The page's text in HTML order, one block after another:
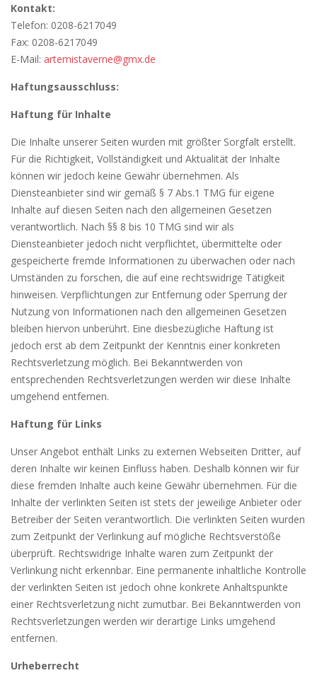
Kontakt:
Telefon: 0208-6217049
Fax: 0208-6217049
E-Mail: artemistaverne@gmx.de
Haftungsausschluss:
Haftung für Inhalte
Die Inhalte unserer Seiten wurden mit größter Sorgfalt erstellt.
Für die Richtigkeit, Vollständigkeit und Aktualität der Inhalte
können wir jedoch keine Gewähr übernehmen. Als
Diensteanbieter sind wir gemäß § 7 Abs.1 TMG für eigene
Inhalte auf diesen Seiten nach den allgemeinen Gesetzen
verantwortlich. Nach §§ 8 bis 10 TMG sind wir als
Diensteanbieter jedoch nicht verpflichtet, übermittelte oder
gespeicherte fremde Informationen zu überwachen oder nach
Umständen zu forschen, die auf eine rechtswidrige Tätigkeit
hinweisen. Verpflichtungen zur Entfernung oder Sperrung der
Nutzung von Informationen nach den allgemeinen Gesetzen
bleiben hiervon unberührt. Eine diesbezügliche Haftung ist
jedoch erst ab dem Zeitpunkt der Kenntnis einer konkreten
Rechtsverletzung möglich. Bei Bekanntwerden von
entsprechenden Rechtsverletzungen werden wir diese Inhalte
umgehend entfernen.
Haftung für Links
Unser Angebot enthält Links zu externen Webseiten Dritter, auf
deren Inhalte wir keinen Einfluss haben. Deshalb können wir für
diese fremden Inhalte auch keine Gewähr übernehmen. Für die
Inhalte der verlinkten Seiten ist stets der jeweilige Anbieter oder
Betreiber der Seiten verantwortlich. Die verlinkten Seiten wurden
zum Zeitpunkt der Verlinkung auf mögliche Rechtsverstöße
überprüft. Rechtswidrige Inhalte waren zum Zeitpunkt der
Verlinkung nicht erkennbar. Eine permanente inhaltliche Kontrolle
der verlinkten Seiten ist jedoch ohne konkrete Anhaltspunkte
einer Rechtsverletzung nicht zumutbar. Bei Bekanntwerden von
Rechtsverletzungen werden wir derartige Links umgehend
entfernen.
Urheberrecht